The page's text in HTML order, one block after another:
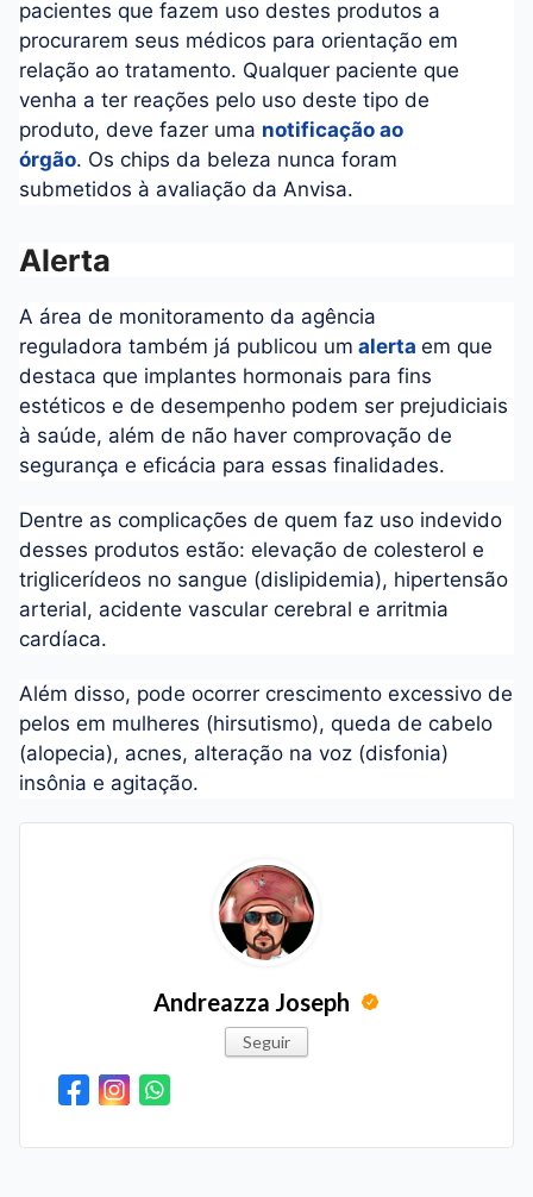
pacientes que fazem uso destes produtos a
procurarem seus médicos para orientação em
relação ao tratamento. Qualquer paciente que
venha a ter reações pelo uso deste tipo de
produto, deve fazer uma notificação ao
órgão. Os chips da beleza nunca foram
submetidos à avaliação da Anvisa.
Alerta
A área de monitoramento da agência
reguladora também já publicou um alerta em que
destaca que implantes hormonais para fins
estéticos e de desempenho podem ser prejudiciais
à saúde, além de não haver comprovação de
segurança e eficácia para essas finalidades.
Dentre as complicações de quem faz uso indevido
desses produtos estão: elevação de colesterol e
triglicerídeos no sangue (dislipidemia), hipertensão
arterial, acidente vascular cerebral e arritmia
cardíaca.
Além disso, pode ocorrer crescimento excessivo de
pelos em mulheres (hirsutismo), queda de cabelo
(alopecia), acnes, alteração na voz (disfonia)
insônia e agitação.
Andreazza Joseph
Seguir